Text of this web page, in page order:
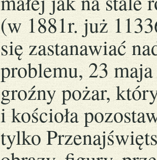
(w 1881r. już
się zastanawiać
problemu, 23
groźny pożar,
i kościoła
tylko